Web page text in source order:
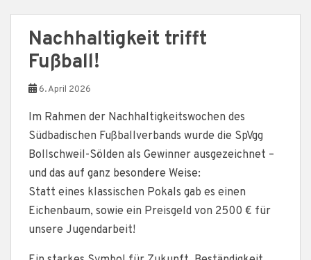
Nachhaltigkeit trifft
Fußball!
6. April 2026
Im Rahmen der Nachhaltigkeitswochen des
Südbadischen Fußballverbands wurde die SpVgg
Bollschweil-Sölden als Gewinner ausgezeichnet –
und das auf ganz besondere Weise:
Statt eines klassischen Pokals gab es einen
Eichenbaum, sowie ein Preisgeld von 2500 € für
unsere Jugendarbeit!